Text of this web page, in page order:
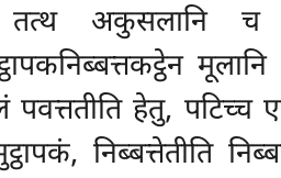
तत्थ
पवत्ततीति हेतु,
निब्बत्तेतीति